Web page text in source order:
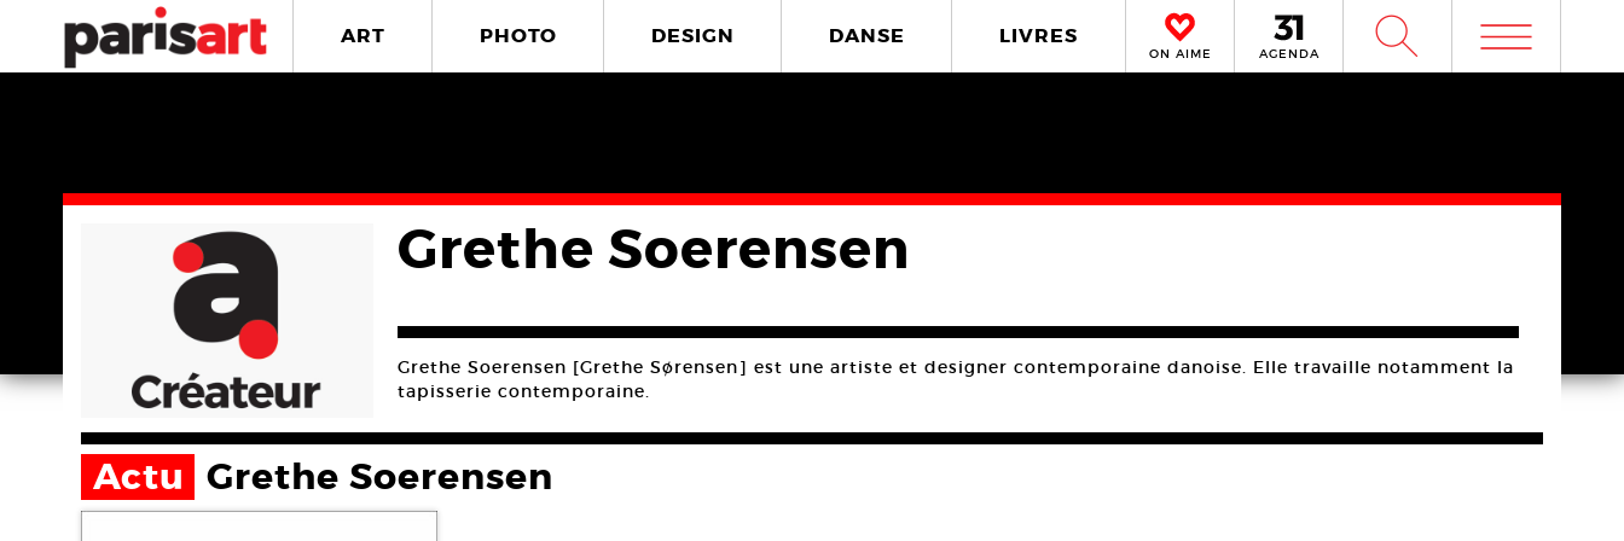
ART PHOTO DESIGN DANSE LIVRES
ON AIME AGENDA W m
Grethe Soerensen
Grethe Soerensen [Grethe Sørensen] est une artiste et designer contemporaine danoise. Elle travaille notamment la
tapisserie contemporaine.
Actu Grethe Soerensen